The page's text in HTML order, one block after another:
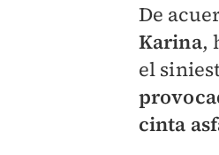
De
Karina,
el
cinta